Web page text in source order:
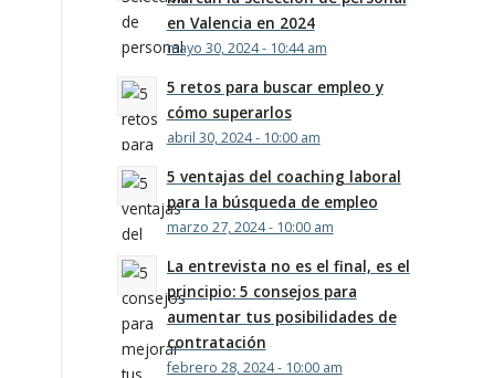
en Valencia en 2024
mayo 30, 2024 - 10:44 am
5 retos para buscar empleo y
cómo superarlos
abril 30, 2024 - 10:00 am
5 ventajas del coaching laboral
para la búsqueda de empleo
marzo 27, 2024 - 10:00 am
La entrevista no es el final, es el
principio: 5 consejos para
aumentar tus posibilidades de
contratación
febrero 28, 2024 - 10:00 am